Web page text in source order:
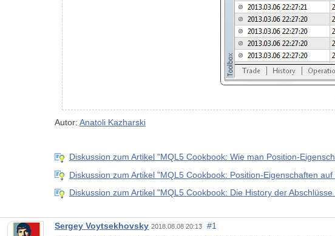
Autor: Anatoli Kazharski
Diskussion zum Artikel "MQL5 Cookbook: Wie man Position-
Diskussion zum Artikel "MQL5 Cookbook: Position-Eigenschaften
Diskussion zum Artikel "MQL5 Cookbook: Die History der
Sergey Voytsekhovsky 2018.08.08 20:13
#1